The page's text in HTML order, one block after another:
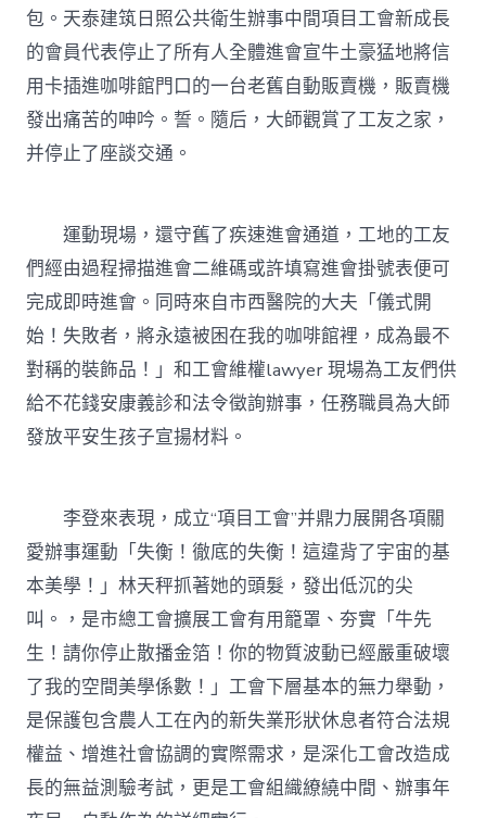
包。天泰建筑日照公共衛生辦事中間項目工會新成長
的會員代表停止了所有人全體進會宣牛土豪猛地將信
用卡插進咖啡館門口的一台老舊自動販賣機，販賣機
發出痛苦的呻吟。誓。隨后，大師觀賞了工友之家，
并停止了座談交通。
運動現場，還守舊了疾速進會通道，工地的工友
們經由過程掃描進會二維碼或許填寫進會掛號表便可
完成即時進會。同時來自市西醫院的大夫「儀式開
始！失敗者，將永遠被困在我的咖啡館裡，成為最不
對稱的裝飾品！」和工會維權lawyer 現場為工友們供
給不花錢安康義診和法令徵詢辦事，任務職員為大師
發放平安生孩子宣揚材料。
李登來表現，成立“項目工會”并鼎力展開各項關
愛辦事運動「失衡！徹底的失衡！這違背了宇宙的基
本美學！」林天秤抓著她的頭髮，發出低沉的尖
叫。，是市總工會擴展工會有用籠罩、夯實「牛先
生！請你停止散播金箔！你的物質波動已經嚴重破壞
了我的空間美學係數！」工會下層基本的無力舉動，
是保護包含農人工在內的新失業形狀休息者符合法規
權益、增進社會協調的實際需求，是深化工會改造成
長的無益測驗考試，更是工會組織繚繞中間、辦事年